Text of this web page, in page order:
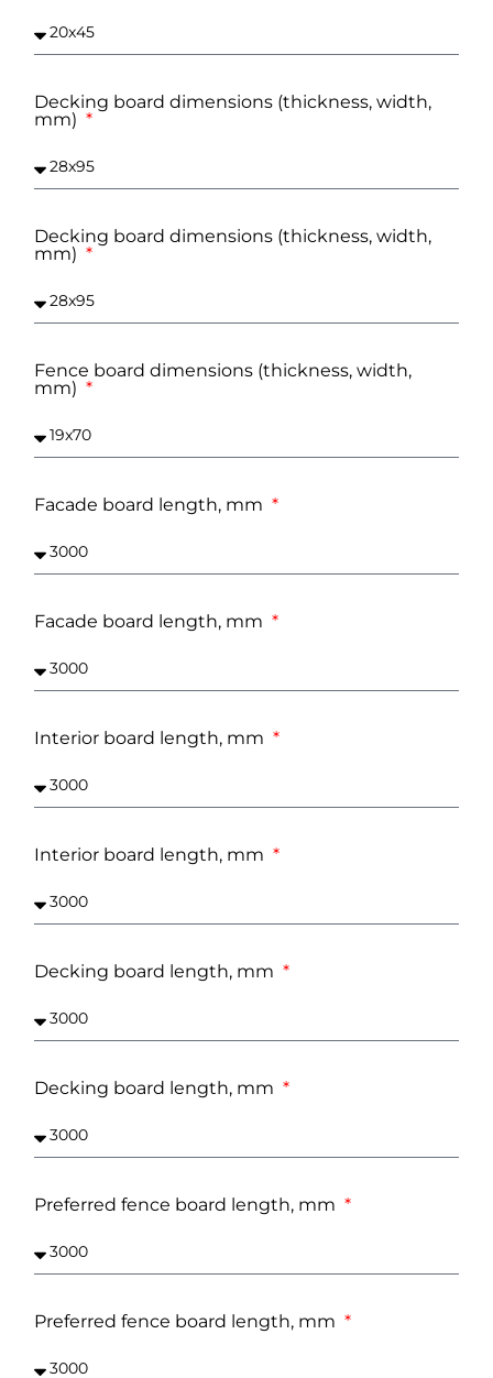
Decking board dimensions (thickness, width,
mm)
Decking board dimensions (thickness, width,
mm)
Fence board dimensions (thickness, width,
mm)
Facade board length, mm
Facade board length, mm
Interior board length, mm
Interior board length, mm
Decking board length, mm
Decking board length, mm
Preferred fence board length, mm
Preferred fence board length, mm